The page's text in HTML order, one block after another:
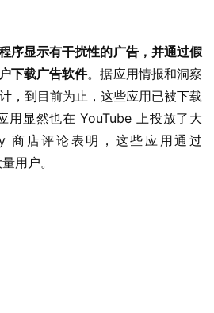
序显示有干扰性的广告，并通过假
下载广告软件。据应用情报和洞察
，到目前为止，这些应用已被下载
用显然也在 YouTube 上投放了大
商店评论表明，这些应用通过
用户。